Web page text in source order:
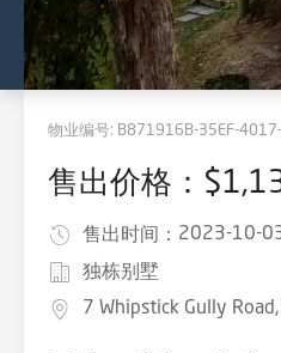
物业编号: B871916B-35EF-
售出价格：
售出时间： 2023-10-
独栋别墅
7 Whipstick Gully